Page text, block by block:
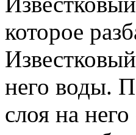
которое
него воды.
слоя на